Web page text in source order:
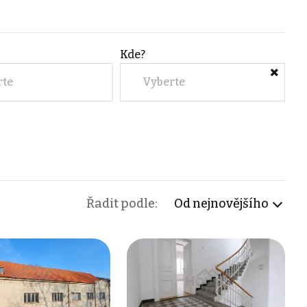
Kde?
Vyberte
Řadit podle: Od nejnovějšího